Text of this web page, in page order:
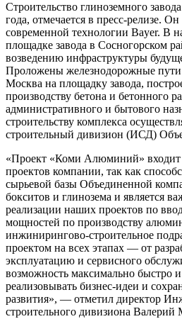
Строительство глиноземного
года, отмечается в пресс-релизе. Он
современной технологии Bayer. В
площадке завода в Сосногорском
возведению инфраструктуры
Проложены железнодорожные
Москва на площадку завода,
производству бетона и бетонного
административного и бытового
строительству комплекса
строительный дивизион (ИСД)
«Проект «Коми Алюминий» входит
проектов компании, так как
сырьевой базы Объединенной
бокситов и глинозема и является
реализации наших проектов по
мощностей по производству
инжинирингово-строительное
проектом на всех этапах — от
эксплуатацию и сервисного
возможность максимально быстро
реализовывать бизнес-идеи и
развития», — отметил директор
строительного дивизиона Валерий